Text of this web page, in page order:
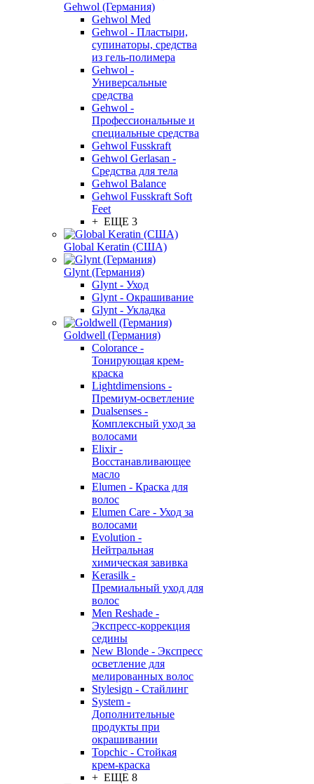
Gehwol (Германия)
Gehwol Med
Gehwol - Пластыри,
супинаторы, средства
из гель-полимера
Gehwol -
Универсальные
средства
Gehwol -
Профессиональные и
специальные средства
Gehwol Fusskraft
Gehwol Gerlasan -
Средства для тела
Gehwol Balance
Gehwol Fusskraft Soft
Feet
+ ЕЩЕ 3
Global Keratin (США)
Glynt (Германия)
Glynt - Уход
Glynt - Окрашивание
Glynt - Укладка
Goldwell (Германия)
Colorance -
Тонирующая крем-
краска
Lightdimensions -
Премиум-осветление
Dualsenses -
Комплексный уход за
волосами
Elixir -
Восстанавливающее
масло
Elumen - Краска для
волос
Elumen Care - Уход за
волосами
Evolution -
Нейтральная
химическая завивка
Kerasilk -
Премиальный уход для
волос
Men Reshade -
Экспресс-коррекция
седины
New Blonde - Экспресс
осветление для
мелированных волос
Stylesign - Стайлинг
System -
Дополнительные
продукты при
окрашивании
Topchic - Стойкая
крем-краска
+ ЕЩЕ 8